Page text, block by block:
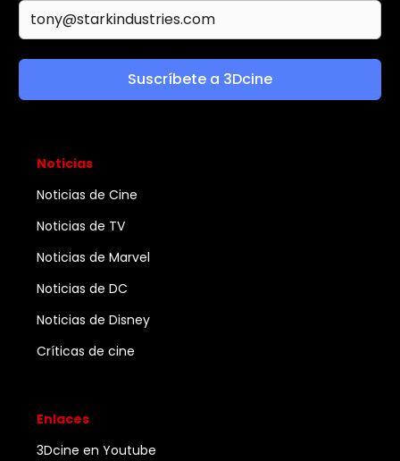
Suscríbete a 3Dcine
Noticias
Noticias de Cine
Noticias de TV
Noticias de Marvel
Noticias de DC
Noticias de Disney
Críticas de cine
Enlaces
3Dcine en Youtube